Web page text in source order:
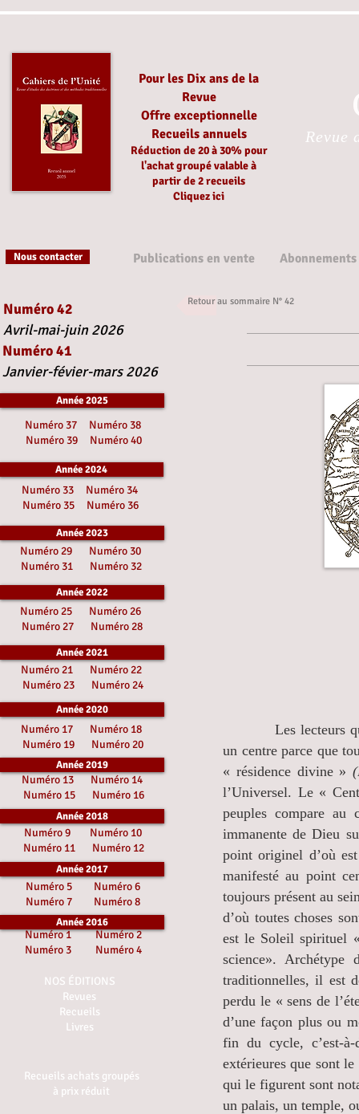
Pour les Dix ans de la
Revue
Offre exceptionnelle
Recueils annuels
Réduction de 20 à 30%pour
l'achat groupévalable à
partirde 2 recueils
Cliquez ici
Revue
Nous contacter Publications en vente Abonnements
Retour au sommaire N° 42
Les lecteurs
un centre parce que
« résidence divine »
l’Universel. Le «
peuples compare au
immanente de Dieu
point originel d’où
manifesté au point
toujours présent au
d’où toutes choses
est le Soleil spirituel
science».
traditionnelles, il est
perdu le « sens de
d’une façon plus ou
fin du cycle, c’est-à-
extérieures que sont
qui le figurent sont
un palais, un temple,
Numéro 42
Avril-mai-juin 2026
Numéro 41
Janvier-févier-mars 2026
Année 2025
Numéro 37
Numéro 38
Numéro 39
Numéro 40
Année 2024
Numéro 33
Numéro 34
Numéro 35
Numéro 36
Année 2023
Numéro 29
Numéro 30
Numéro 31
Numéro 32
Année 2022
Numéro 25
Numéro 26
Numéro 27
Numéro 28
Année 2021
Numéro 21
Numéro 22
Numéro 23
Numéro 24
Année 2020
Numéro 17 Numéro 18
Numéro 19 Numéro 20
Année 2019
Numéro 13 Numéro 14
Numéro 15 Numéro 16
Année 2018
Numéro 9 Numéro 10
Numéro 11 Numéro 12
Année 2017
Numéro 5 Numéro 6
Numéro 7 Numéro 8
Année 2016
Numéro 1Numéro 2
Numéro 3 Numéro 4
NOS ÉDITIONS
Revues
Recueils
Livres
Recueils achats groupés
à prix réduit